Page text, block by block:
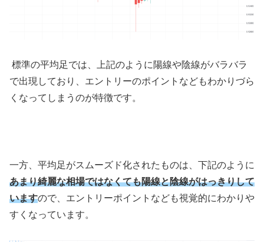
標準の平均足では、上記のように陽線や陰線がバラバラ
で出現しており、エントリーのポイントなどもわかりづら
くなってしまうのが特徴です。
一方、平均足がスムーズド化されたものは、下記のように
あまり綺麗な相場ではなくても陽線と陰線がはっきりして
いますので、エントリーポイントなども視覚的にわかりや
すくなっています。